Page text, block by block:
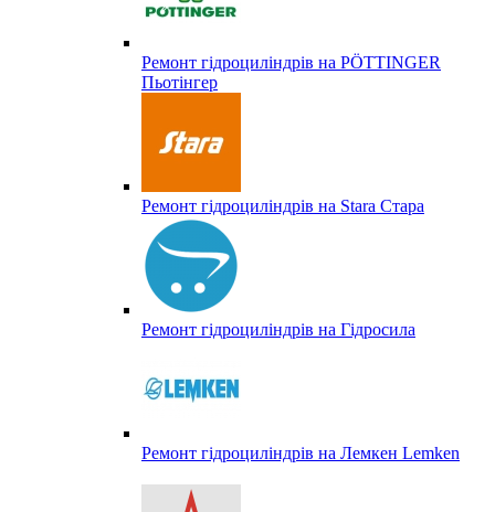
Ремонт гідроциліндрів на PÖTTINGER
Пьотінгер
Ремонт гідроциліндрів на Stara Стара
Ремонт гідроциліндрів на Гідросила
Ремонт гідроциліндрів на Лемкен Lemken